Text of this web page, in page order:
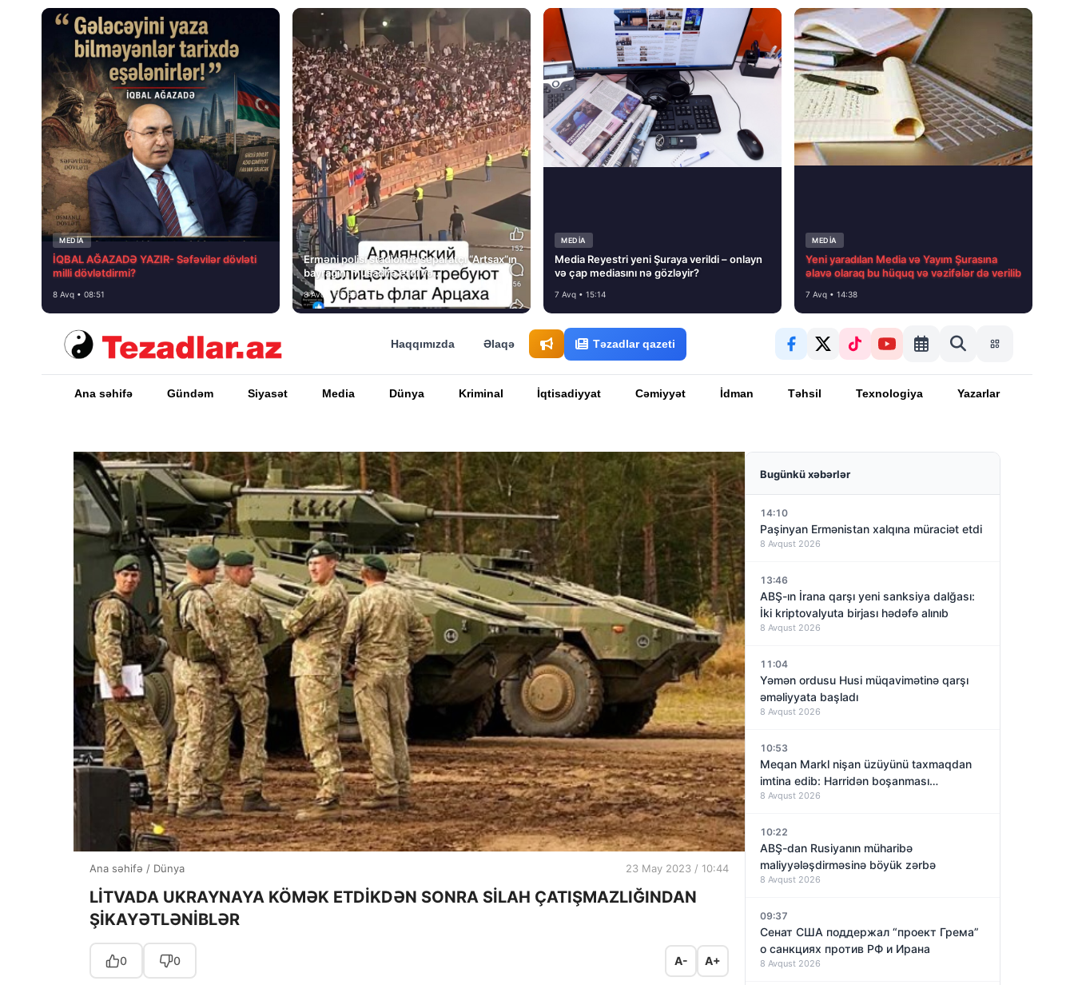
MEDİA
İQBAL AĞAZADƏ YAZIR- Səfəvilər dövləti
milli dövlətdirmi?
8 Avq • 08:51
Erməni polisi stadionda separatçı “Artsax”ın
bayrağını müsadirə etdi və…
8 Avq • 08:39
MEDİA
Media Reyestri yeni Şuraya verildi – onlayn
və çap mediasını nə gözləyir?
7 Avq • 15:14
MEDİA
Yeni yaradılan Media və Yayım Şurasına
əlavə olaraq bu hüquq və vəzifələr də verilib
7 Avq • 14:38
Haqqımızda Əlaqə Təzadlar qazeti
Ana səhifə Gündəm Siyasət Media Dünya Kriminal İqtisadiyyat Cəmiyyət İdman Təhsil Texnologiya Yazarlar
Ana səhifə / Dünya 23 May 2023 / 10:44
LİTVADA UKRAYNAYA KÖMƏK ETDİKDƏN SONRA SİLAH ÇATIŞMAZLIĞINDAN
ŞİKAYƏTLƏNİBLƏR
0 0 A- A+
Bugünkü xəbərlər
14:10
Paşinyan Ermənistan xalqına müraciət etdi
8 Avqust 2026
13:46
ABŞ-ın İrana qarşı yeni sanksiya dalğası:
İki kriptovalyuta birjası hədəfə alınıb
8 Avqust 2026
11:04
Yəmən ordusu Husi müqavimətinə qarşı
əməliyyata başladı
8 Avqust 2026
10:53
Meqan Markl nişan üzüyünü taxmaqdan
imtina edib: Harridən boşanması
yaxınlaşırmı?
8 Avqust 2026
10:22
ABŞ-dan Rusiyanın müharibə
maliyyələşdirməsinə böyük zərbə
8 Avqust 2026
09:37
Сенат США поддержал “проект Грема”
о санкциях против РФ и Ирана
8 Avqust 2026